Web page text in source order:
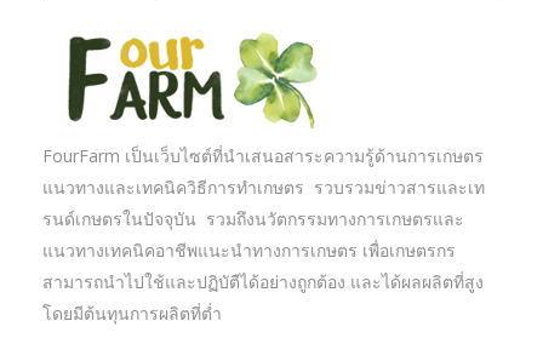
FourFarm เป็นเว็บไซต์ที่นำเสนอสาระความรู้ด้านการเกษตร
แนวทางและเทคนิควิธีการทำเกษตร รวบรวมข่าวสารและเท
รนด์เกษตรในปัจจุบัน รวมถึงนวัตกรรมทางการเกษตรและ
แนวทางเทคนิคอาชีพแนะนำทางการเกษตร เพื่อเกษตรกร
สามารถนำไปใช้และปฏิบัตืได้อย่างถูกต้อง และได้ผลผลิตที่สูง
โดยมีต้นทุนการผลิตที่ต่ำ